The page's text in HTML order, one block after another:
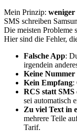
Mein Prinzip: weniger
SMS schreiben
Die meisten Probleme
Hier sind die Fehler,
Falsche App:
irgendein
Keine Nummer
Kein Empfang:
RCS statt
sei automatisch
Zu viel Text in
mehrere Teile
Tarif.